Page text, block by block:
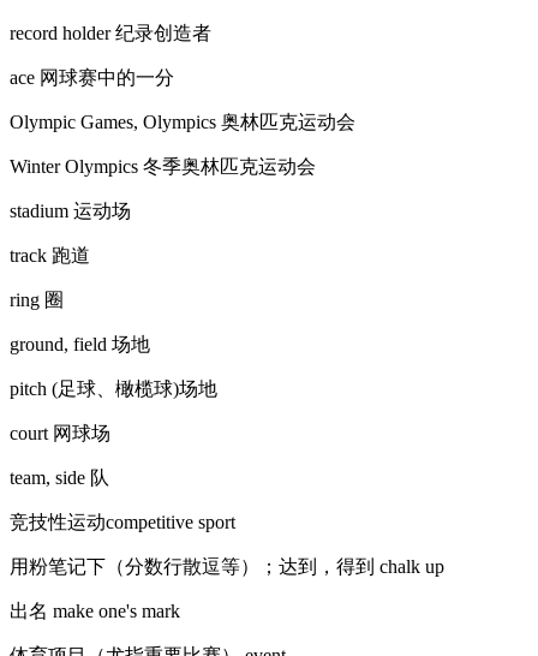
record holder 纪录创造者
ace 网球赛中的一分
Olympic Games, Olympics 奥林匹克运动会
Winter Olympics 冬季奥林匹克运动会
stadium 运动场
track 跑道
ring 圈
ground, field 场地
pitch (足球、橄榄球)场地
court 网球场
team, side 队
竞技性运动competitive sport
用粉笔记下（分数行散逗等）；达到，得到 chalk up
出名 make one's mark